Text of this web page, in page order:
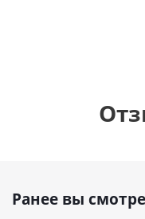
Ранее вы